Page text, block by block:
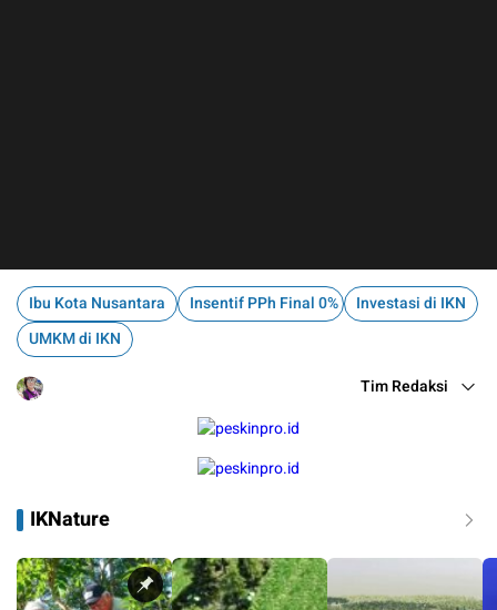
Ibu Kota Nusantara Insentif PPh Final 0%
Investasi di IKN
UMKM di IKN
Tim Redaksi
IKNature